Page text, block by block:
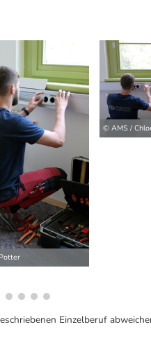
© AMS /
Einzelberuf